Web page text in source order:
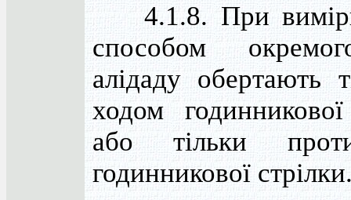
4.1.8. При
способом
алідаду обертають
ходом
або тільки
годинникової